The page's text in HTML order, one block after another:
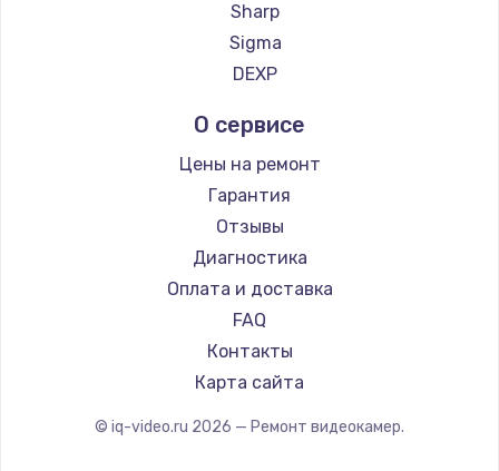
Ремонт блока питания
Sharp
Sigma
DEXP
О сервисе
Цены на ремонт
Гарантия
Отзывы
Диагностика
Оплата и доставка
FAQ
Контакты
Карта сайта
© iq-video.ru 2026 — Ремонт видеокамер.